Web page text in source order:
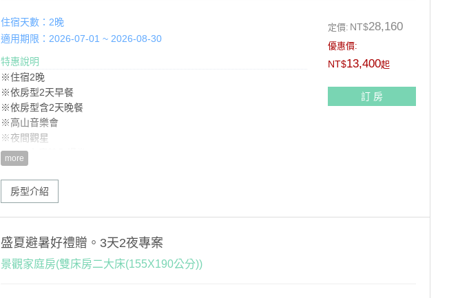
住宿天數：2晚
適用期限：2026-07-01 ~ 2026-08-30
特惠說明
※住宿2晚
※依房型2天早餐
※依房型含2天晚餐
※高山音樂會
※夜間觀星
※SPA水療館入場券
※好禮贈一：1天午餐(如有加人，用餐享9折+10%)
※好禮贈二：當季水果
more
房型介紹
定價: NT$28,160
優惠價:
NT$13,400起
訂 房
盛夏避暑好禮贈。3天2夜專案
景觀家庭房(雙床房二大床(155X190公分))